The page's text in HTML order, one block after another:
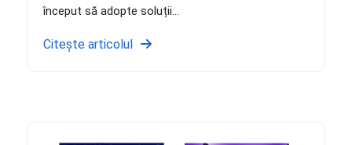
început să adopte soluții...
Citește articolul